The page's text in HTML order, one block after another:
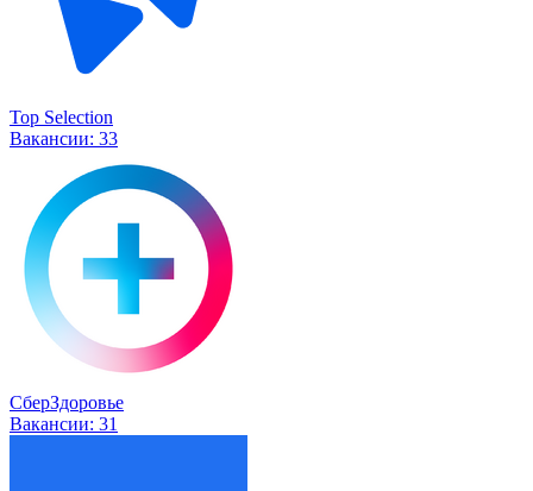
Top Selection
Вакансии: 33
СберЗдоровье
Вакансии: 31